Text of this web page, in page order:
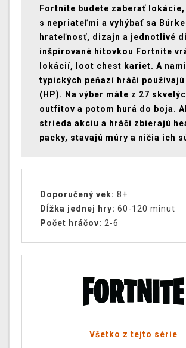
Fortnite budete zaberať
s nepriateľmi a vyhýbať sa
hrateľnosť, dizajn a jednotlivé
inšpirované hitovkou Fortnite
lokácií, loot chest kariet. A
typických peňazí hráči
(HP). Na výber máte z 27
outfitov a potom hurá do boja.
strieda akciu a hráči zbierajú
packy, stavajú múry a ničia ich
Doporučený vek: 8+
Dĺžka jednej hry: 60-120 minut
Počet hráčov: 2-6
Všetko z tejto série